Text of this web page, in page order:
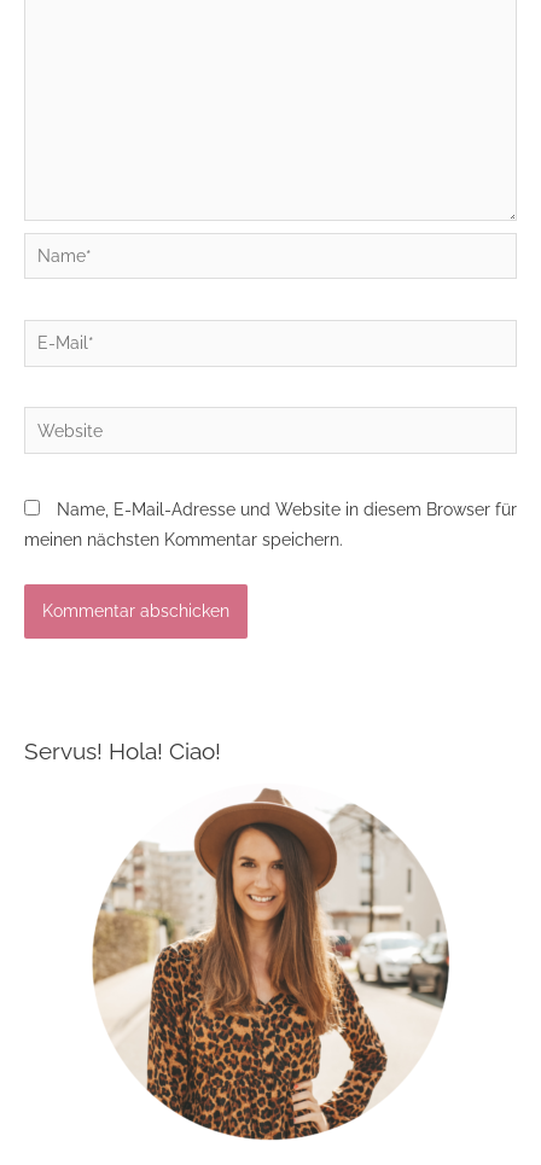
Name*
E-
Mail*
Website
Name, E-Mail-Adresse und Website in diesem Browser für
meinen nächsten Kommentar speichern.
Servus! Hola! Ciao!